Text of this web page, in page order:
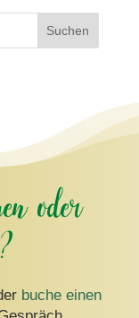
Suchen
oder
buche einen